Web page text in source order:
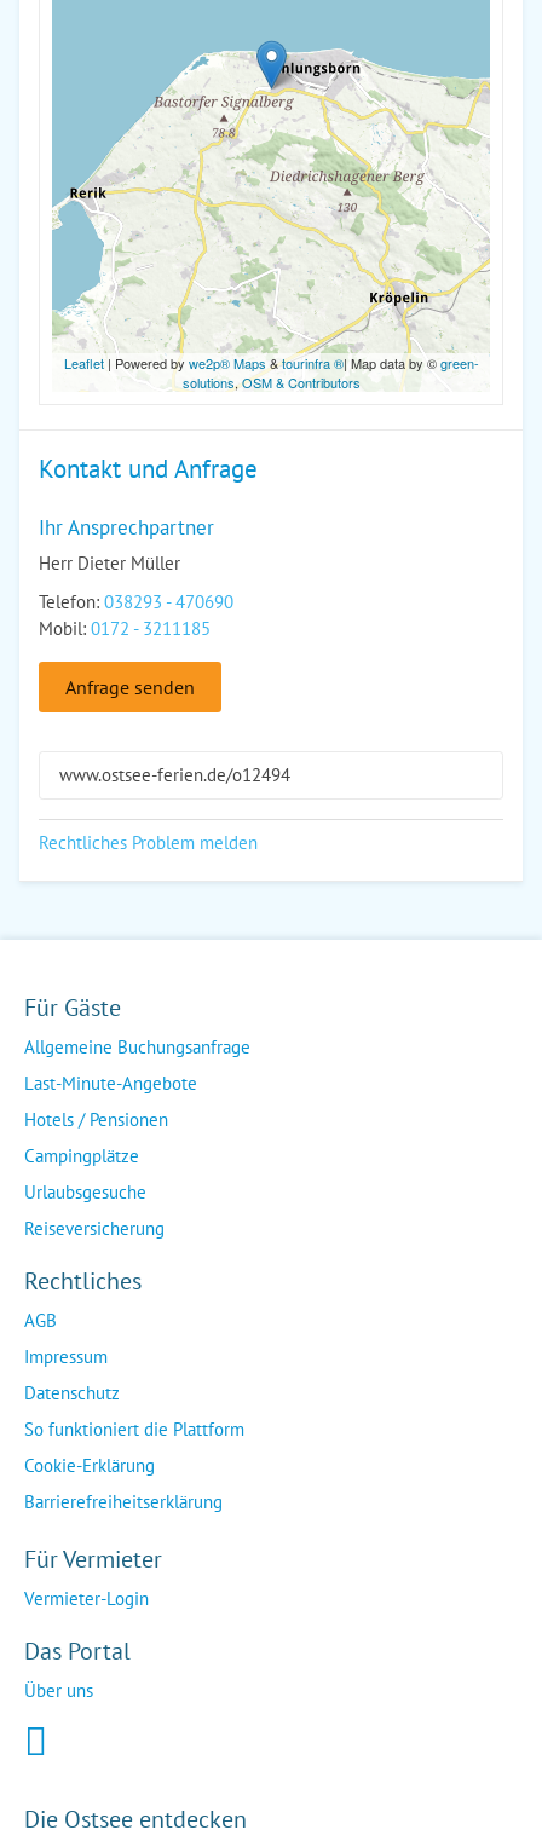
Leaflet| Powered by we2p® Maps &tourinfra ®| Map data by ©green-
solutions,OSM & Contributors
Kontakt und Anfrage
Ihr Ansprechpartner
Herr Dieter Müller
Telefon: 038293 - 470690
Mobil: 0172 - 3211185
Anfrage senden
www.ostsee-ferien.de/o12494
Rechtliches Problem melden
Für Gäste
Allgemeine Buchungsanfrage
Last-Minute-Angebote
Hotels / Pensionen
Campingplätze
Urlaubsgesuche
Reiseversicherung
Rechtliches
AGB
Impressum
Datenschutz
So funktioniert die Plattform
Cookie-Erklärung
Barrierefreiheitserklärung
Für Vermieter
Vermieter-Login
Das Portal
Über uns
Die Ostsee entdecken